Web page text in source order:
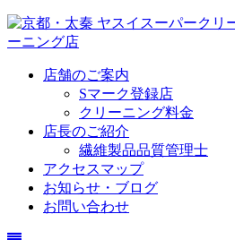
店舗のご案内
Sマーク登録店
クリーニング料金
店長のご紹介
繊維製品品質管理士
アクセスマップ
お知らせ・ブログ
お問い合わせ